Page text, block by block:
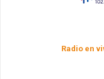
Radio en